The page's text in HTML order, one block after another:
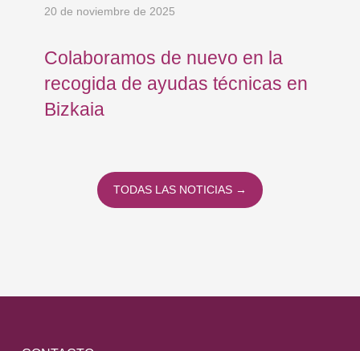
20 de noviembre de 2025
Colaboramos de nuevo en la
recogida de ayudas técnicas en
Bizkaia
TODAS LAS NOTICIAS →